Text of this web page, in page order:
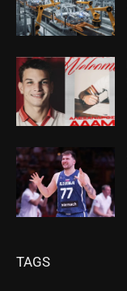
TAGS